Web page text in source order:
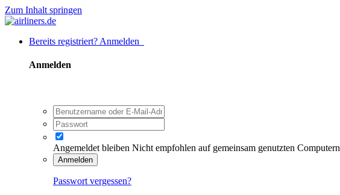
Zum Inhalt springen
Bereits registriert? Anmelden
Anmelden
Angemeldet bleiben Nicht empfohlen auf gemeinsam genutzten Computern
Anmelden
Passwort vergessen?